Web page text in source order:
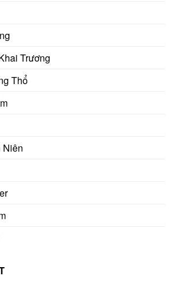
Trương
Thổ
Niên